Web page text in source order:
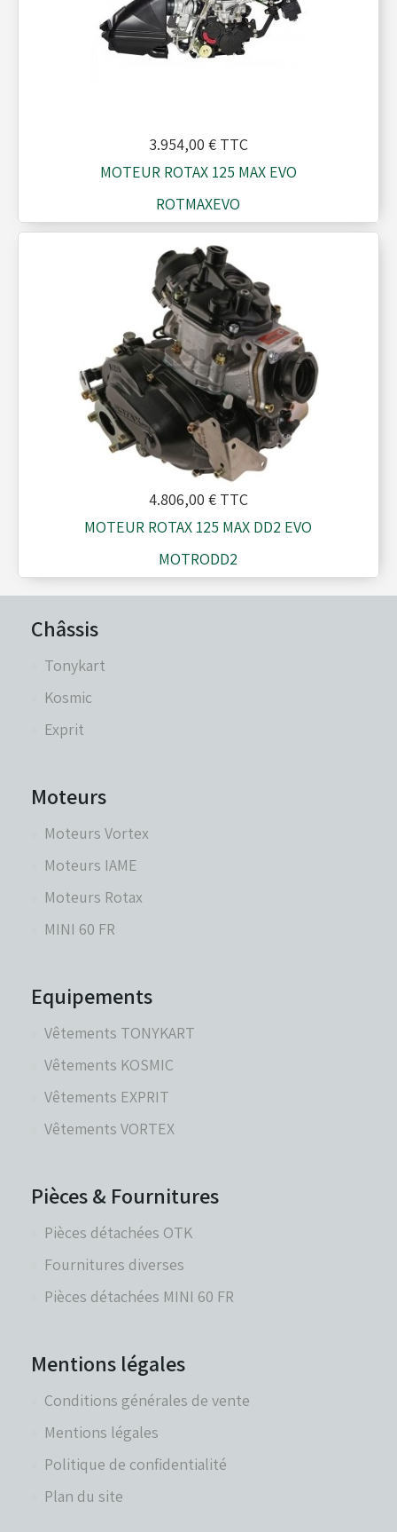
3.954,00 € TTC
MOTEUR ROTAX 125 MAX EVO
ROTMAXEVO
4.806,00 € TTC
MOTEUR ROTAX 125 MAX DD2 EVO
MOTRODD2
Châssis
Tonykart
Kosmic
Exprit
Moteurs
Moteurs Vortex
Moteurs IAME
Moteurs Rotax
MINI 60 FR
Equipements
Vêtements TONYKART
Vêtements KOSMIC
Vêtements EXPRIT
Vêtements VORTEX
Pièces & Fournitures
Pièces détachées OTK
Fournitures diverses
Pièces détachées MINI 60 FR
Mentions légales
Conditions générales de vente
Mentions légales
Politique de confidentialité
Plan du site
Sièges et Raidisseurs